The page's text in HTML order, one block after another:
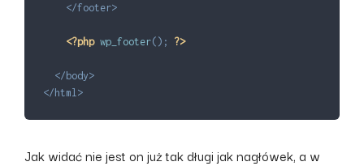
</footer>
<?php wp_footer( ) ; ?>
</body>
</ html>
Jak widać nie jest on już tak długi jak nagłówek, a w